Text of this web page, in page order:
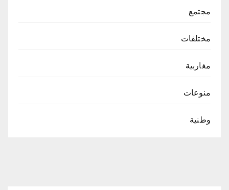
مجتمع
مختلفات
مغاربية
منوعات
وطنية